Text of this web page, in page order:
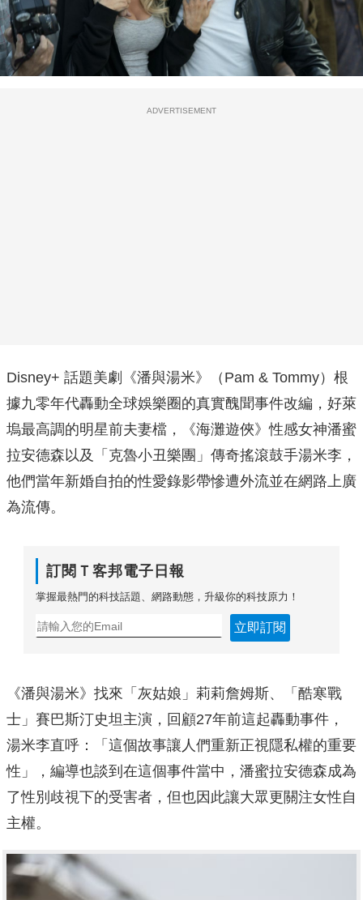
ADVERTISEMENT
Disney+ 話題美劇《潘與湯米》（Pam & Tommy）根
據九零年代轟動全球娛樂圈的真實醜聞事件改編， 好萊
塢最高調的明星前夫妻檔，《海灘遊俠》性感女神潘蜜
拉安德森以及「克魯小丑樂團」傳奇搖滾鼓手湯米李，
他們當年新婚自拍的性愛錄影帶慘遭外流並在網路上廣
為流傳。
訂閱Ｔ客邦電子日報
掌握最熱門的科技話題、網路動態，升級你的科技原力！
立即訂閱
《潘與湯米》找來「灰姑娘」莉莉詹姆斯、「酷寒戰
士」 賽巴斯汀史坦主演，回顧27年前這起轟動事件，
湯米李直呼：「 這個故事讓人們重新正視隱私權的重要
性」， 編導也談到在這個事件當中， 潘蜜拉安德森成為
了性別歧視下的受害者， 但也因此讓大眾更關注女性自
主權。